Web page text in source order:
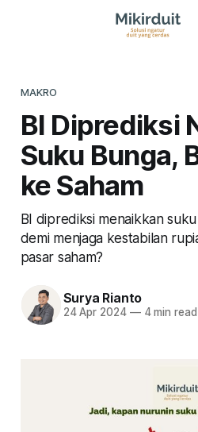
MAKRO
BI Diprediksi
Suku Bunga,
ke Saham
BI diprediksi menaikkan
demi menjaga kestabilan
pasar saham?
Surya Rianto
24 Apr 2024 —4 min read